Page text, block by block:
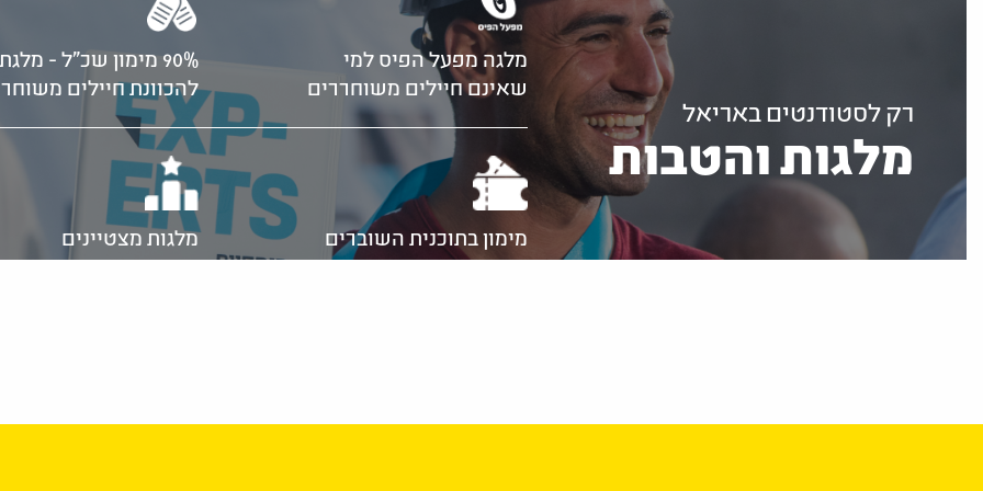
רק לסטודנטים באריאל
מלגות והטבות
מלגה מפעל הפיס למי
שאינם חיילים משוחררים
90% מימון שכ"ל - מלגת הקרן
להכוונת חיילים
מימון בתוכנית השוברים מלגות מצטיינים